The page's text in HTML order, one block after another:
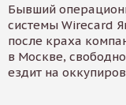
Бывший
системы Wirecard
после краха
в Москве,
ездит на